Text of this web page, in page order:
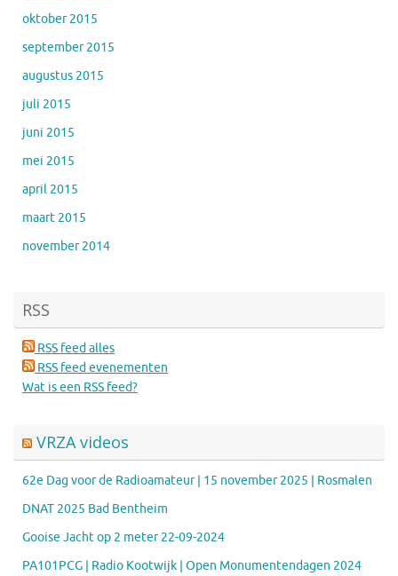
oktober 2015
september 2015
augustus 2015
juli 2015
juni 2015
mei 2015
april 2015
maart 2015
november 2014
RSS
RSS feed alles
RSS feed evenementen
Wat is een RSS feed?
VRZA videos
62e Dag voor de Radioamateur | 15 november 2025 | Rosmalen
DNAT 2025 Bad Bentheim
Gooise Jacht op 2 meter 22-09-2024
PA101PCG | Radio Kootwijk | Open Monumentendagen 2024